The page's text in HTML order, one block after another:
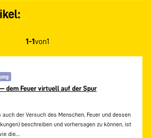
1-1von1
dem Feuer virtuell auf der Spur
der Versuch des Menschen, Feuer und dessen
beschreiben und vorhersagen zu können, ist
die…